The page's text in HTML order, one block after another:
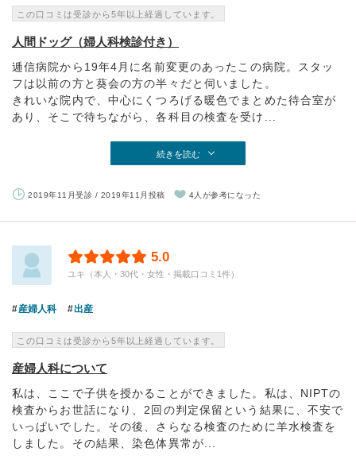
この口コミは受診から5年以上経過しています。
人間ドッグ（婦人科検診付き）
逓信病院から19年4月に名前変更のあったこの病院。スタッ
フは以前の方と葵会の方の半々だと伺いました。
きれいな院内で、中心にくつろげる暖色でまとめた待合室が
あり、そこで待ちながら、各科目の検査を受け...
続きを読む
2019年11月受診 / 2019年11月投稿 4人が参考になった
5.0
ユキ（本人・30代・女性・掲載口コミ1件）
産婦人科 出産
この口コミは受診から5年以上経過しています。
産婦人科について
私は、ここで子供を授かることができました。私は、NIPTの
検査からお世話になり、2回の判定保留という結果に、不安で
いっぱいでした。その後、さらなる検査のために羊水検査を
しました。その結果、染色体異常が...